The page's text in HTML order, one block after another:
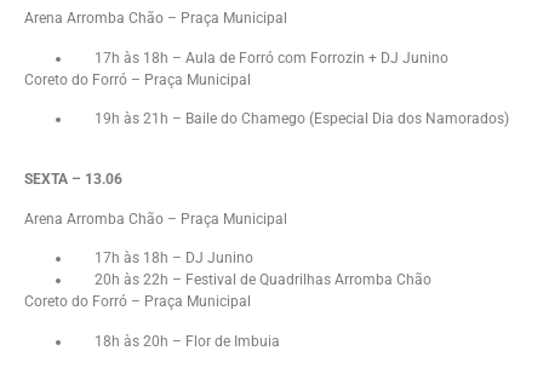
Arena Arromba Chão – Praça Municipal
17h às 18h – Aula de Forró com Forrozin + DJ Junino
Coreto do Forró – Praça Municipal
19h às 21h – Baile do Chamego (Especial Dia dos Namorados)
SEXTA – 13.06
Arena Arromba Chão – Praça Municipal
17h às 18h – DJ Junino
20h às 22h – Festival de Quadrilhas Arromba Chão
Coreto do Forró – Praça Municipal
18h às 20h – Flor de Imbuia